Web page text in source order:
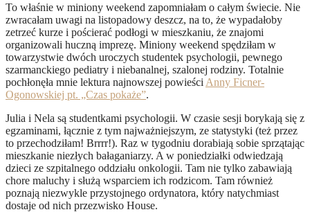
To właśnie w miniony weekend zapomniałam o całym świecie. Nie
zwracałam uwagi na listopadowy deszcz, na to, że wypadałoby
zetrzeć kurze i pościerać podłogi w mieszkaniu, że znajomi
organizowali huczną imprezę. Miniony weekend spędziłam w
towarzystwie dwóch uroczych studentek psychologii, pewnego
szarmanckiego pediatry i niebanalnej, szalonej rodziny. Totalnie
pochłonęła mnie lektura najnowszej powieści Anny Ficner-
Ogonowskiej pt. „Czas pokaże”.
Julia i Nela są studentkami psychologii. W czasie sesji borykają się z
egzaminami, łącznie z tym najważniejszym, ze statystyki (też przez
to przechodziłam! Brrrr!). Raz w tygodniu dorabiają sobie sprzątając
mieszkanie niezłych bałaganiarzy. A w poniedziałki odwiedzają
dzieci ze szpitalnego oddziału onkologii. Tam nie tylko zabawiają
chore maluchy i służą wsparciem ich rodzicom. Tam również
poznają niezwykle przystojnego ordynatora, który natychmiast
dostaje od nich przezwisko House.